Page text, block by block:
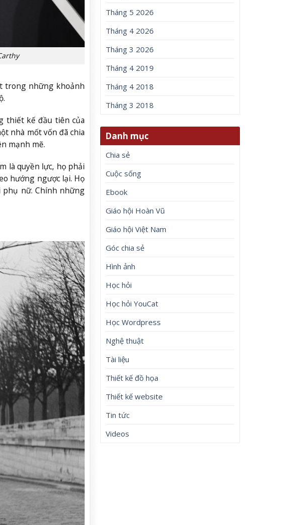
trong những khoảnh
thiết kế đầu tiên của
nhà mốt vốn đã chia
mạnh mẽ.
là quyền lực, họ phải
hướng ngược lại. Họ
phụ nữ. Chính những
Tháng 5 2026
Tháng 4 2026
Tháng 3 2026
Tháng 4 2019
Tháng 4 2018
Tháng 3 2018
Danh mục
Chia sẻ
Cuộc sống
Ebook
Giáo hội Hoàn Vũ
Giáo hội Việt Nam
Góc chia sẻ
Hình ảnh
Học hỏi
Học hỏi YouCat
Học Wordpress
Nghệ thuật
Tài liệu
Thiết kế đồ họa
Thiết kế website
Tin tức
Videos